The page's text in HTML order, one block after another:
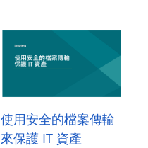
使用安全的檔案傳輸
來保護 IT 資產